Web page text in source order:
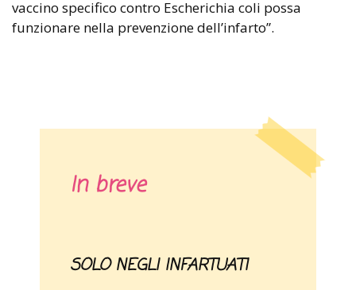
vaccino specifico contro Escherichia coli possa
funzionare nella prevenzione dell’infarto”.
In breve
SOLO NEGLI INFARTUATI